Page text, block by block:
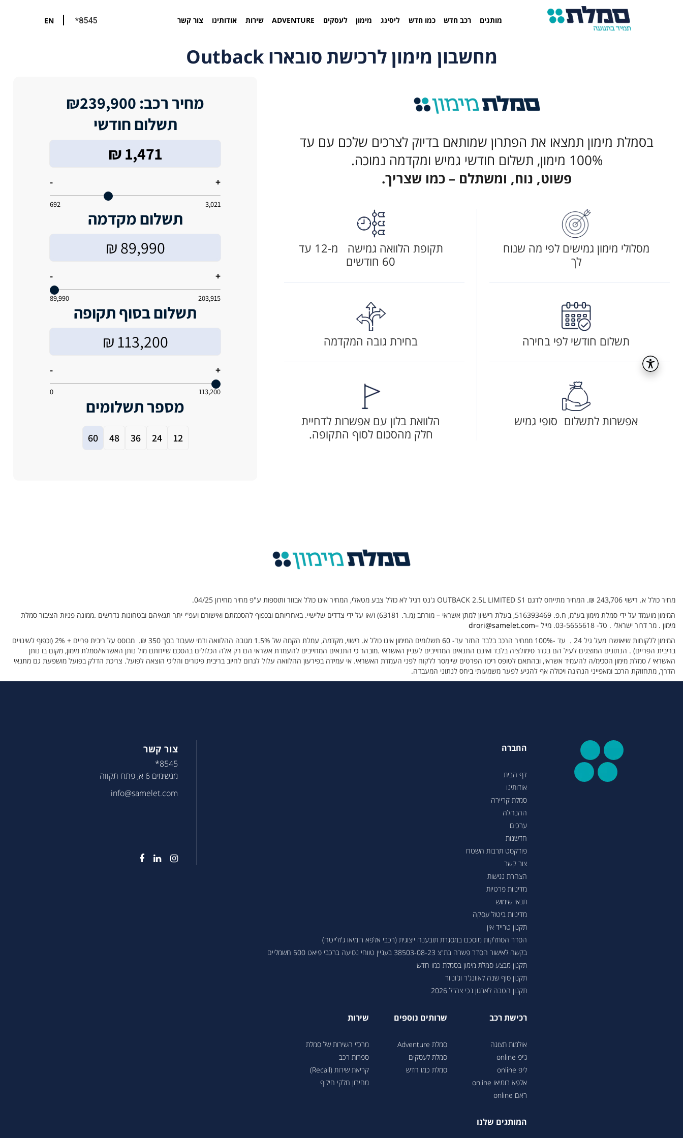
מותגים רכב חדש כמו חדש ליסינג מימון לעסקים ADVENTURE שירות אודותינו צור קשר *8545
EN
מחשבון מימון לרכישת סובארו Outback
בסמלת מימון תמצאו את הפתרון שמותאם בדיוק לצרכים שלכם עם עד
100% מימון, תשלום חודשי גמיש ומקדמה נמוכה.
פשוט, נוח, ומשתלם – כמו שצריך.
מסלולי מימון גמישים לפי מה שנוח
לך
תקופת הלוואה גמישה מ-12 עד
60 חודשים
תשלום חודשי לפי בחירה בחירת גובה המקדמה
אפשרות לתשלום סופי גמיש
הלוואת בלון עם אפשרות לדחיית
חלק מהסכום לסוף התקופה.
מחיר כולל א. רישוי 243,706 ₪. המחיר מתייחס לדגם OUTBACK 2.5L LIMITED S1 ג'נט רגיל לא כולל צבע מטאלי, המחיר אינו כולל אבזור ותוספות ע"פ מחיר מחירון 04/25.
המימון מועמד על ידי סמלת מימון בע”מ, ח.פ. 516393469, בעלת רישיון למתן אשראי – מורחב (מ.ר. 63181) ו/או על ידי צדדים שלישיי. באחריותם ובכפוף להסכמתם ואישורם ועפ”י יתר תנאיהם ובטחונות נדרשים .ממונה פניות הציבור סמלת
מימון . מר דרור ישראלי . טל- 03-5655618. מייל
–drori@samelet.com
המימון ללקוחות שיאושרו מעל גיל 24 . עד -100% ממחיר הרכב בלבד החזר עד- 60 תשלומים המימון אינו כולל א. רישוי, מקדמה, עמלת הקמה של 1.5% מגובה ההלוואה ודמי שעבוד בסך 350 ₪. מבוסס על ריבית פריים + 2% (וכפוף לשינויים
בריבית הפריים) . הנתונים המוצגים לעיל הם בגדר סימולציה בלבד ואינם התנאים המחייבים לעניין האשראי .מובהר כי התנאים המחייבים להעמדת אשראי הם רק אלה הכלולים בהסכם שייחתם מול נותן האשראי/סמלת מימון, מקום בו נותן
האשראי / סמלת מימון הסכימ/ה להעמיד אשראי, ובהתאם לטופס ריכוז הפרטים שיימסר ללקוח לפני העמדת האשראי. אי עמידה בפירעון ההלוואה עלול לגרום לחיוב בריבית פיגורים והליכי הוצאה לפועל. צריכת הדלק בפועל מושפעת גם מתנאי
הדרך, מתחזוקת הרכב ומאפייני הנהיגה ויכולה אף להגיע לפער משמעותי ביחס לנתוני המעבדה.
החברה
דף הבית
אודותינו
סמלת קריירה
ההנהלה
ערכים
חדשנות
פודקסט תרבות השטח
צור קשר
הצהרת נגישות
מדיניות פרטיות
תנאי שימוש
מדיניות ביטול עסקה
תקנון טרייד אין
הסדר הסתלקות מוסכם במסגרת תובענה ייצוגית (רכבי אלפא רומיאו ג'ולייטה)
בקשה לאישור הסדר פשרה בת"צ 38503-08-23 בעניין טווחי נסיעה ברכבי פיאט 500 חשמליים
תקנון מבצע סמלת מימון בסמלת כמו חדש
תקנון סוף שנה לאוונג'ר וג'וניור
תקנון הטבה לארגון נכי צה"ל 2026
רכישת רכב
אולמות תצוגה
ג’יפ online
ליפ online
אלפא רומיאו online
ראם online
שרותים נוספים
סמלת Adventure
סמלת לעסקים
סמלת כמו חדש
שירות
מרכזי השירות של סמלת
ספרות רכב
קריאת שירות (Recall)
מחירון חלקי חילוף
המותגים שלנו
צור קשר
8545*
מגשימים 6 א, פתח תקווה
info@samelet.com